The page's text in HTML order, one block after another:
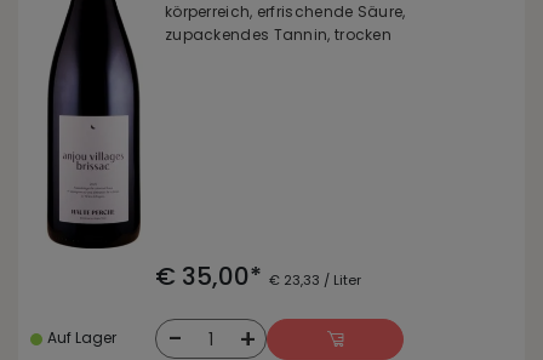
körperreich, erfrischende Säure,
zupackendes Tannin, trocken
€ 35,00* € 23,33 / Liter
Auf Lager - 1 +